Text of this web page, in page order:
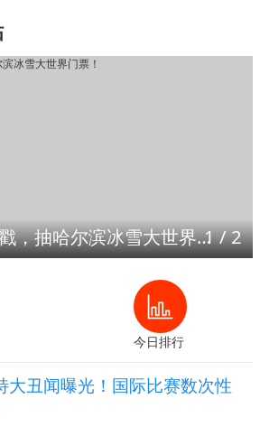
【最后3天】速戳，抽哈尔滨冰雪大世界门票！1/2
今日排行
大丑闻曝光！国际比赛数次性